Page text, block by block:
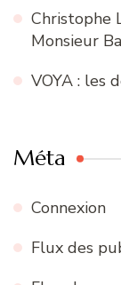
Christophe
Monsieur
VOYA : les
Méta
Connexion
Flux des